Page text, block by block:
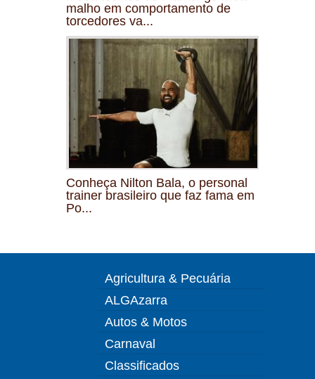
malho em comportamento de
torcedores va...
Conheça Nilton Bala, o personal
trainer brasileiro que faz fama em
Po...
Agricultura & Pecuária
ALGAzarra
Autos & Motos
Carnaval
Classificados